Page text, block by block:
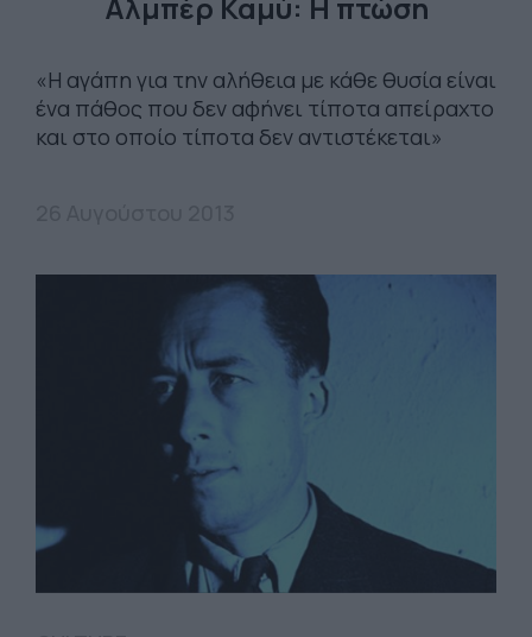
Αλμπέρ Καμύ: Η πτώση
«Η αγάπη για την αλήθεια με κάθε θυσία είναι
ένα πάθος που δεν αφήνει τίποτα απείραχτο
και στο οποίο τίποτα δεν αντιστέκεται»